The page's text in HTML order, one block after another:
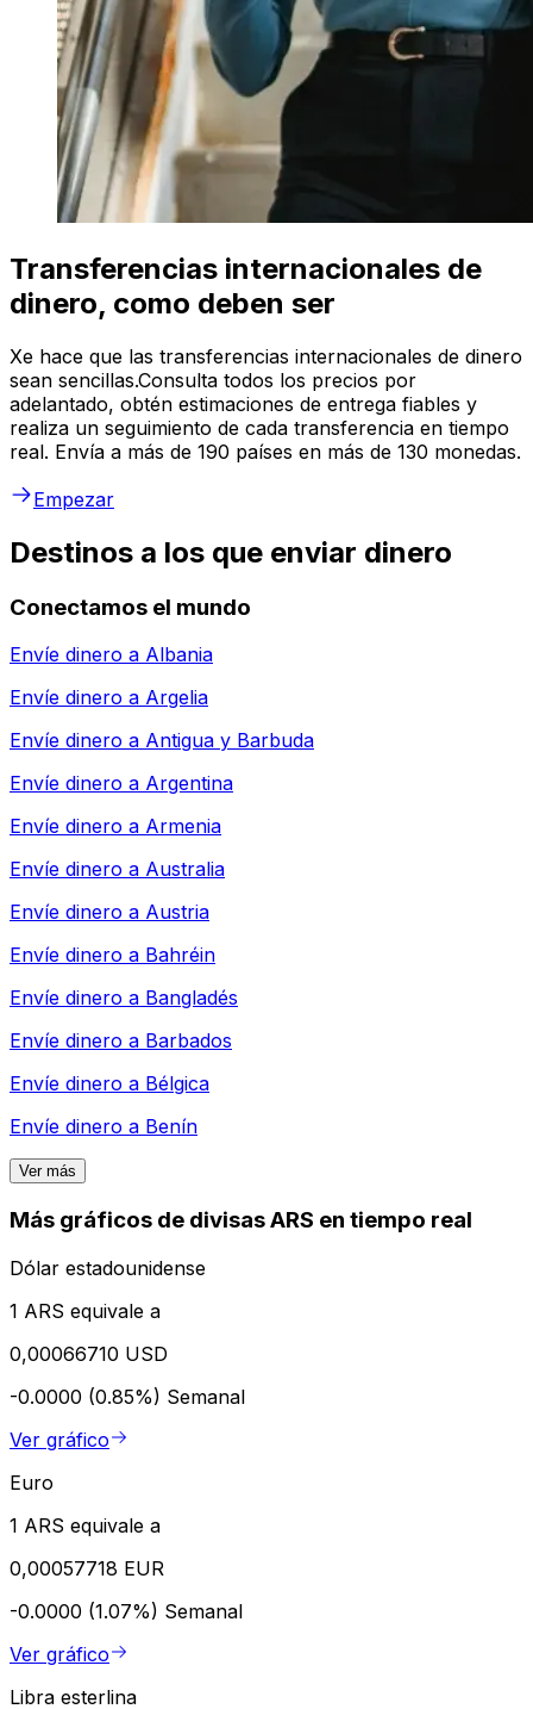
Transferencias internacionales de
dinero, como deben ser
Xe hace que las transferencias internacionales de dinero
sean sencillas.Consulta todos los precios por
adelantado, obtén estimaciones de entrega fiables y
realiza un seguimiento de cada transferencia en tiempo
real. Envía a más de 190 países en más de 130 monedas.
Empezar
Destinos a los que enviar dinero
Conectamos el mundo
Envíe dinero a Albania
Envíe dinero a Argelia
Envíe dinero a Antigua y Barbuda
Envíe dinero a Argentina
Envíe dinero a Armenia
Envíe dinero a Australia
Envíe dinero a Austria
Envíe dinero a Bahréin
Envíe dinero a Bangladés
Envíe dinero a Barbados
Envíe dinero a Bélgica
Envíe dinero a Benín
Ver más
Más gráficos de divisas ARS en tiempo real
Dólar estadounidense
1 ARS equivale a
0,00066710 USD
-0.0000 (0.85%) Semanal
Ver gráfico
Euro
1 ARS equivale a
0,00057718 EUR
-0.0000 (1.07%) Semanal
Ver gráfico
Libra esterlina